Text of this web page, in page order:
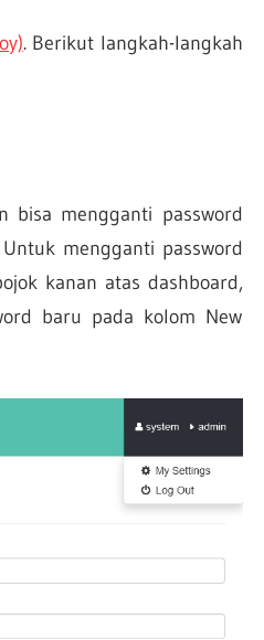
. Berikut langkah-langkah
bisa mengganti password
mengganti password
kanan atas dashboard,
baru pada kolom New